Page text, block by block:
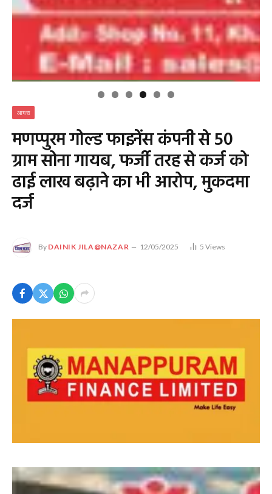
आगरा
मणप्पुरम गोल्ड फाइनेंस कंपनी से 50
ग्राम सोना गायब, फर्जी तरह से कर्ज को
ढाई लाख बढ़ाने का भी आरोप, मुकदमा
दर्ज
By DAINIK JILA@NAZAR 12/05/2025 5Views